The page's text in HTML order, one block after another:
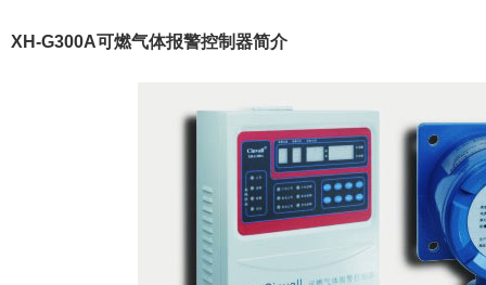
XH-G300A可燃气体报警控制器简介